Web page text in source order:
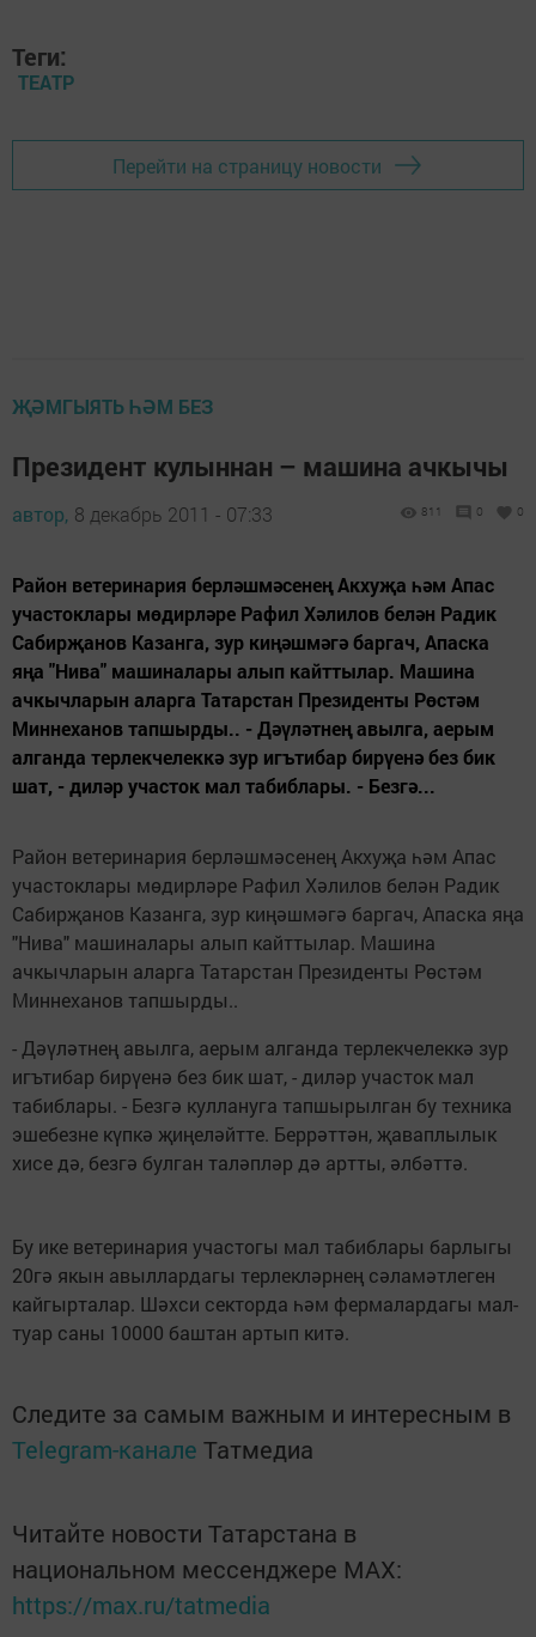
Теги:
ТЕАТР
Перейти на страницу новости
ҖӘМГЫЯТЬ ҺӘМ БЕЗ
Президент кулыннан – машина ачкычы
автор, 8 декабрь 2011 - 07:33 811 0 0
Район ветеринария берләшмәсенең Акхуҗа һәм Апас
участоклары мөдирләре Рафил Хәлилов белән Радик
Сабирҗанов Казанга, зур киңәшмәгә баргач, Апаска
яңа "Нива" машиналары алып кайттылар. Машина
ачкычларын аларга Татарстан Президенты Рөстәм
Миннеханов тапшырды.. - Дәүләтнең авылга, аерым
алганда терлекчелеккә зур игътибар бирүенә без бик
шат, - диләр участок мал табиблары. - Безгә...
Район ветеринария берләшмәсенең Акхуҗа һәм Апас
участоклары мөдирләре Рафил Хәлилов белән Радик
Сабирҗанов Казанга, зур киңәшмәгә баргач, Апаска яңа
"Нива" машиналары алып кайттылар. Машина
ачкычларын аларга Татарстан Президенты Рөстәм
Миннеханов тапшырды..
- Дәүләтнең авылга, аерым алганда терлекчелеккә зур
игътибар бирүенә без бик шат, - диләр участок мал
табиблары. - Безгә куллануга тапшырылган бу техника
эшебезне күпкә җиңеләйтте. Беррәттән, җаваплылык
хисе дә, безгә булган таләпләр дә артты, әлбәттә.
Бу ике ветеринария участогы мал табиблары барлыгы
20гә якын авыллардагы терлекләрнең сәламәтлеген
кайгырталар. Шәхси секторда һәм фермалардагы мал-
туар саны 10000 баштан артып китә.
Следите за самым важным и интересным в
Telegram-канале Татмедиа
Читайте новости Татарстана в
национальном мессенджере MАХ:
https://max.ru/tatmedia